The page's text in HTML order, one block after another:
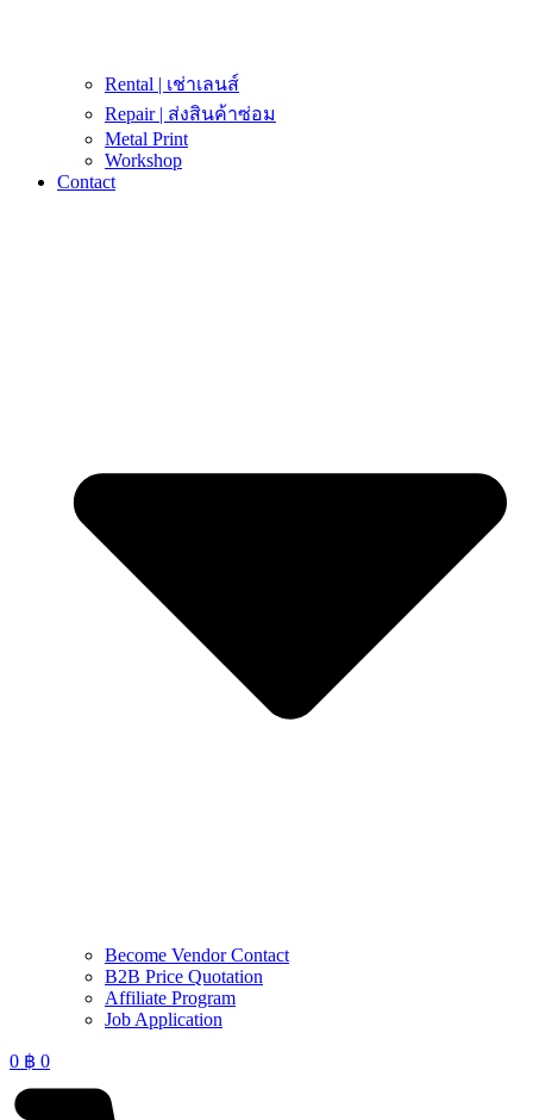
Rental | เช่าเลนส์
Repair | ส่งสินค้าซ่อม
Metal Print
Workshop
Contact
Become Vendor Contact
B2B Price Quotation
Affiliate Program
Job Application
0 ฿ 0